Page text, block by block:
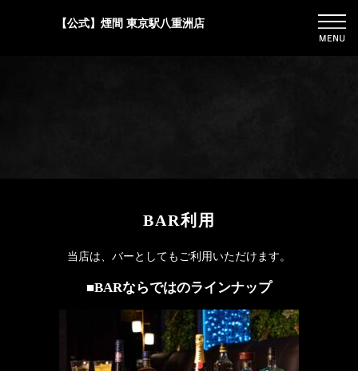
【公式】煙間 東京駅八重洲店
BAR利用
当店は、バーとしてもご利用いただけます。
■BARならではのラインナップ